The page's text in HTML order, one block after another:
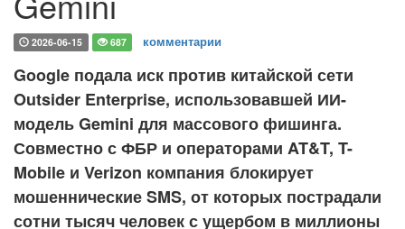
2026-06-15 687 комментарии
Google подала иск против китайской сети
Outsider Enterprise, использовавшей ИИ-
модель Gemini для массового фишинга.
Совместно с ФБР и операторами AT&T, T-
Mobile и Verizon компания блокирует
мошеннические SMS, от которых пострадали
сотни тысяч человек с ущербом в миллионы